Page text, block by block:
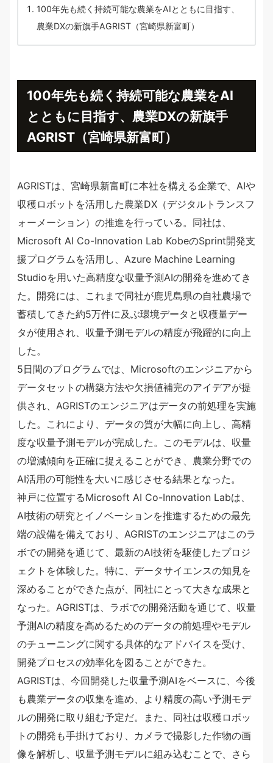
100年先も続く持続可能な農業をAIとともに目指す、
農業DXの新旗手AGRIST（宮崎県新富町）
100年先も続く持続可能な農業をAI
とともに目指す、農業DXの新旗手
AGRIST（宮崎県新富町）
AGRISTは、宮崎県新富町に本社を構える企業で、AIや
収穫ロボットを活用した農業DX（デジタルトランスフ
ォーメーション）の推進を行っている。同社は、
Microsoft AI Co-Innovation Lab KobeのSprint開発支
援プログラムを活用し、Azure Machine Learning
Studioを用いた高精度な収量予測AIの開発を進めてき
た。開発には、これまで同社が鹿児島県の自社農場で
蓄積してきた約5万件に及ぶ環境データと収穫量デー
タが使用され、収量予測モデルの精度が飛躍的に向上
した。
5日間のプログラムでは、Microsoftのエンジニアから
データセットの構築方法や欠損値補完のアイデアが提
供され、AGRISTのエンジニアはデータの前処理を実施
した。これにより、データの質が大幅に向上し、高精
度な収量予測モデルが完成した。このモデルは、収量
の増減傾向を正確に捉えることができ、農業分野での
AI活用の可能性を大いに感じさせる結果となった。
神戸に位置するMicrosoft AI Co-Innovation Labは、
AI技術の研究とイノベーションを推進するための最先
端の設備を備えており、AGRISTのエンジニアはこのラ
ボでの開発を通じて、最新のAI技術を駆使したプロジ
ェクトを体験した。特に、データサイエンスの知見を
深めることができた点が、同社にとって大きな成果と
なった。AGRISTは、ラボでの開発活動を通じて、収量
予測AIの精度を高めるためのデータの前処理やモデル
のチューニングに関する具体的なアドバイスを受け、
開発プロセスの効率化を図ることができた。
AGRISTは、今回開発した収量予測AIをベースに、今後
も農業データの収集を進め、より精度の高い予測モデ
ルの開発に取り組む予定だ。また、同社は収穫ロボッ
トの開発も手掛けており、カメラで撮影した作物の画
像を解析し、収量予測モデルに組み込むことで、さら